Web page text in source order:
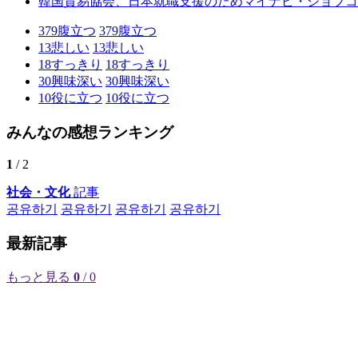
379腹立つ 379腹立つ
13悲しい 13悲しい
18すっきり 18すっきり
30興味深い 30興味深い
10役に立つ 10役に立つ
みんなの感想ランキング
1 / 2
社会・文化記事
공유하기
공유하기 공유하기 공유하기
最新記事
もっと見る 0 / 0